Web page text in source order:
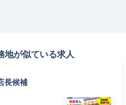
地が似ている求人
長候補